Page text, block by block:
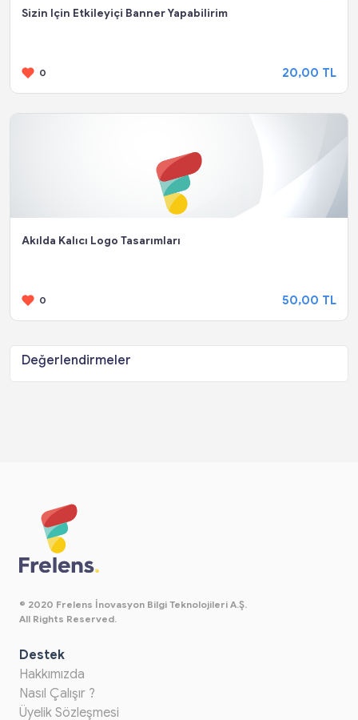
Sizin Için Etkileyiçi Banner Yapabilirim
0 20,00 TL
Akılda Kalıcı Logo Tasarımları
0 50,00 TL
Değerlendirmeler
© 2020 Frelens İnovasyon Bilgi Teknolojileri A.Ş.
All Rights Reserved.
Destek
Hakkımızda
Nasıl Çalışır ?
Üyelik Sözleşmesi